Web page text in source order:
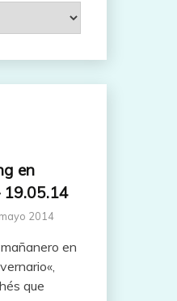
en
19.05.14
2014
en
que